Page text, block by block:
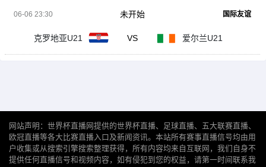
06-06 23:30 国际友谊
克罗地亚U21 VS 爱尔兰U21
未开始
网站声明：世界杯直播网提供的世界杯直播、足球直播、五大联赛直播、
欧冠直播等各大比赛直播入口及新闻资讯。本站所有赛事直播信号均由用
户收集或从搜索引擎搜索整理获得，所有内容均来自互联网，我们自身不
提供任何直播信号和视频内容，如有侵犯到您的权益，请第一时间联系我